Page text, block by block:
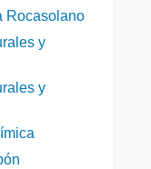
Rocasolano
y
y